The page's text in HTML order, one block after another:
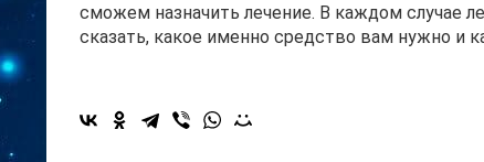
сможем назначить лечение. В каждом случае
сказать, какое именно средство вам нужно и